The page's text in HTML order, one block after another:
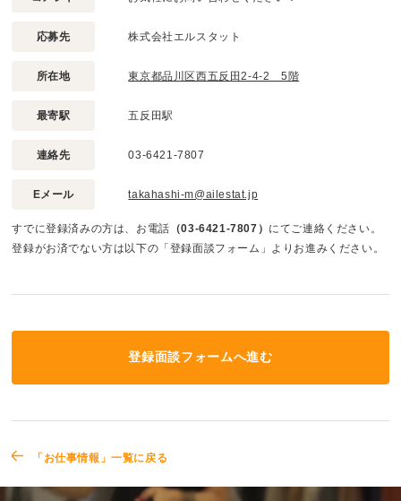
応募先 株式会社エルスタット
所在地 東京都品川区西五反田2-4-2 5階
最寄駅 五反田駅
連絡先 03-6421-7807
Eメール takahashi-m@ailestat.jp
すでに登録済みの方は、お電話 （03-6421-7807） にてご連絡ください。
登録がお済でない方は以下の「登録面談フォーム」よりお進みください。
登録面談フォームへ進む
「お仕事情報」一覧に戻る